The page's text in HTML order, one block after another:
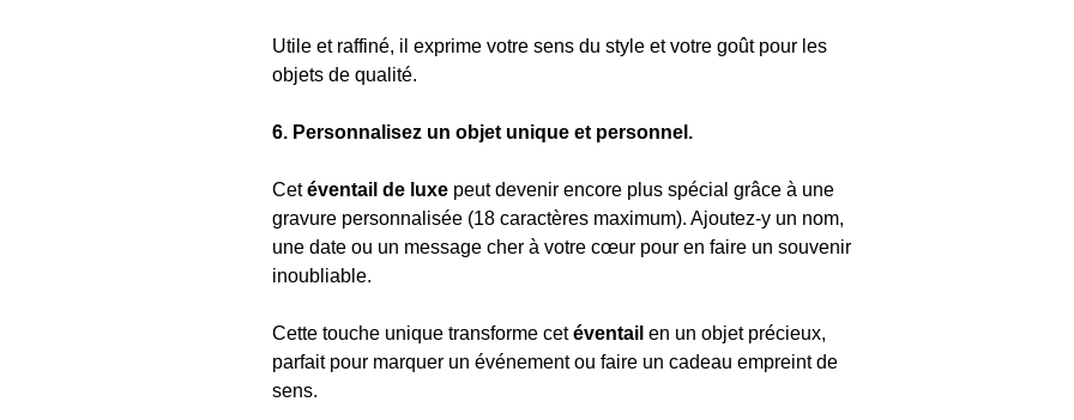
Utile et raffiné, il exprime votre sens du style et votre goût pour les
objets de qualité.
6. Personnalisez un objet unique et personnel.
Cetéventail de luxe peut devenir encore plus spécial grâce à une
gravure personnalisée (18 caractères maximum). Ajoutez-y un nom,
une date ou un message cher à votre cœur pour en faire un souvenir
inoubliable.
Cette touche unique transforme cetéventail en un objet précieux,
parfait pour marquer un événement ou faire un cadeau empreint de
sens.